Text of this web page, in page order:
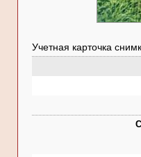
Учетная карточка